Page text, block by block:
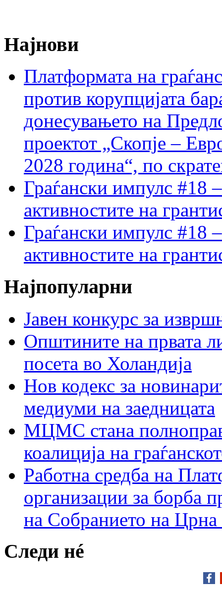
Најнови
Платформата на
против корупцијата
донесувањето на
проектот „Скопје –
2028 година“, по
Граѓански импулс #18
активностите на
Граѓански импулс #18
активностите на
Најпопуларни
Јавен конкурс за
Општините на првата
посета во Холандија
Нов кодекс за
медиуми на заедницата
МЦМС стана
коалиција на
Работна средба на
организации за борба
на Собранието на Црна
Следи нé